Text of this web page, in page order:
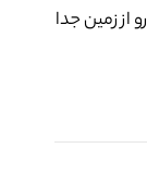
از زمین جدا